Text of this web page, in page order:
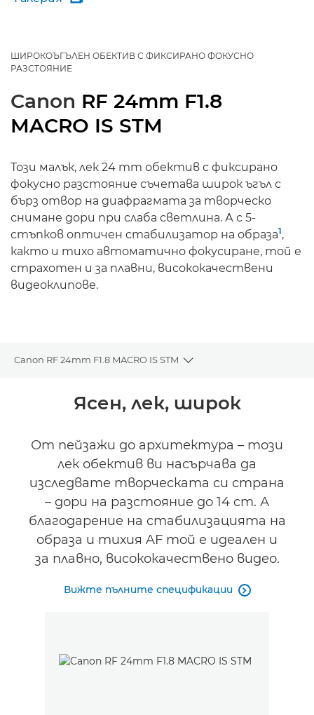
ШИРОКОЪГЪЛЕН ОБЕКТИВ С ФИКСИРАНО ФОКУСНО
РАЗСТОЯНИЕ
Canon RF 24mm F1.8
MACRO IS STM
Този малък, лек 24 mm обектив с фиксирано
фокусно разстояние съчетава широк ъгъл с
бърз отвор на диафрагмата за творческо
снимане дори при слаба светлина. А с 5-
стъпков оптичен стабилизатор на образа1,
както и тихо автоматично фокусиране, той е
страхотен и за плавни, висококачествени
видеоклипове.
Canon RF 24mm F1.8 MACRO IS STM
Toggle breadcrumbs
Поддръжка
Ясен, лек, широк
От пейзажи до архитектура – този
лек обектив ви насърчава да
изследвате творческата си страна
– дори на разстояние до 14 cm. А
благодарение на стабилизацията на
образа и тихия AF той е идеален и
за плавно, висококачествено видео.
Вижте пълните спецификации 